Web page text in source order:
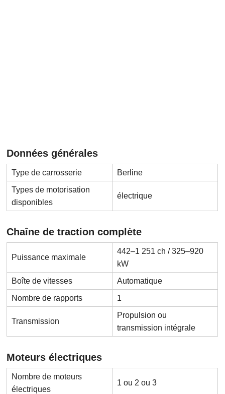
Données générales
Type de carrosserie
Berline
Types de motorisation
disponibles
électrique
Chaîne de traction complète
Puissance maximale
442–1 251 ch / 325–920
kW
Boîte de vitesses
Automatique
Nombre de rapports
1
Transmission
Propulsion ou
transmission intégrale
Moteurs électriques
Nombre de moteurs
électriques
1 ou 2 ou 3